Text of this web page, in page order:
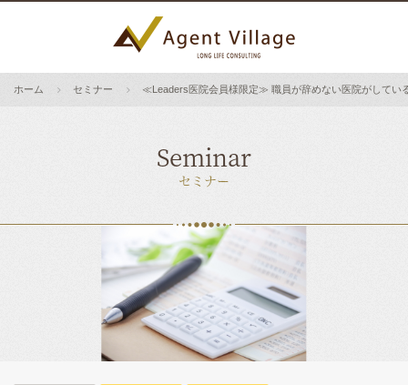
ホーム セミナー ≪Leaders医院会員様限定≫ 職員が辞めない医院がしてい
Seminar
セミナー